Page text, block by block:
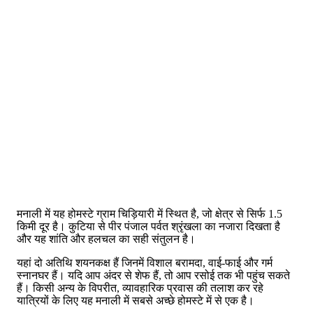
मनाली में यह होमस्टे ग्राम चिड़ियारी में स्थित है, जो क्षेत्र से सिर्फ 1.5
किमी दूर है। कुटिया से पीर पंजाल पर्वत श्रृंखला का नजारा दिखता है
और यह शांति और हलचल का सही संतुलन है।
यहां दो अतिथि शयनकक्ष हैं जिनमें विशाल बरामदा, वाई-फाई और गर्म
स्नानघर हैं। यदि आप अंदर से शेफ हैं, तो आप रसोई तक भी पहुंच सकते
हैं। किसी अन्य के विपरीत, व्यावहारिक प्रवास की तलाश कर रहे
यात्रियों के लिए यह मनाली में सबसे अच्छे होमस्टे में से एक है।